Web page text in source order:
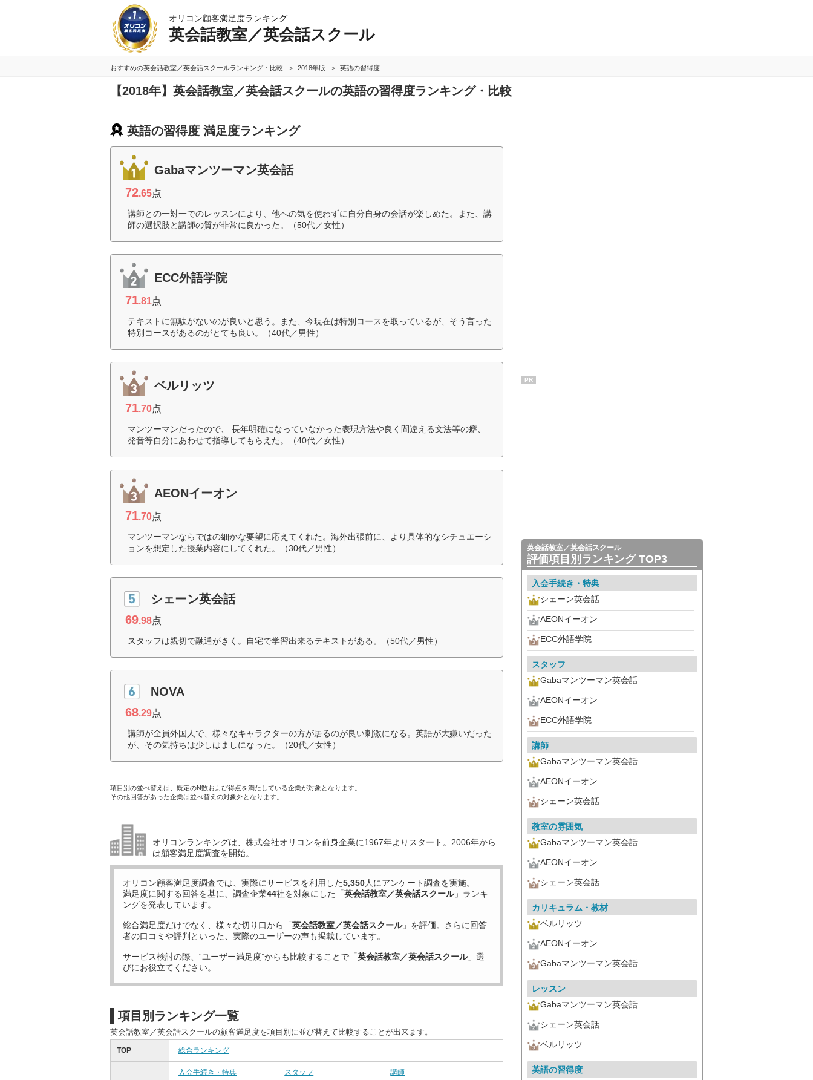
オリコン顧客満足度ランキング
英会話教室／英会話スクール
おすすめの英会話教室／英会話スクールランキング・比較 2018年版 英語の習得度
【2018年】英会話教室／英会話スクールの英語の習得度ランキング・比較
英語の習得度 満足度ランキング
Gabaマンツーマン英会話
72.65点
講師との一対一でのレッスンにより、他への気を使わずに自分自身の会話が楽しめた。また、講
師の選択肢と講師の質が非常に良かった。（50代／女性）
ECC外語学院
71.81点
テキストに無駄がないのが良いと思う。また、今現在は特別コースを取っているが、そう言った
特別コースがあるのがとても良い。（40代／男性）
ベルリッツ
71.70点
マンツーマンだったので、 長年明確になっていなかった表現方法や良く間違える文法等の癖、
発音等自分にあわせて指導してもらえた。（40代／女性）
AEONイーオン
71.70点
マンツーマンならではの細かな要望に応えてくれた。海外出張前に、より具体的なシチュエーシ
ョンを想定した授業内容にしてくれた。（30代／男性）
シェーン英会話
69.98点
スタッフは親切で融通がきく。自宅で学習出来るテキストがある。（50代／男性）
NOVA
68.29点
講師が全員外国人で、様々なキャラクターの方が居るのが良い刺激になる。英語が大嫌いだった
が、その気持ちは少しはましになった。（20代／女性）
項目別の並べ替えは、既定のN数および得点を満たしている企業が対象となります。
その他回答があった企業は並べ替えの対象外となります。
オリコンランキングは、株式会社オリコンを前身企業に1967年よりスタート。2006年から
は顧客満足度調査を開始。
オリコン顧客満足度調査では、実際にサービスを利用した5,350人にアンケート調査を実施。
満足度に関する回答を基に、調査企業44社を対象にした「英会話教室／英会話スクール」ランキ
ングを発表しています。
総合満足度だけでなく、様々な切り口から「英会話教室／英会話スクール」を評価。さらに回答
者の口コミや評判といった、実際のユーザーの声も掲載しています。
サービス検討の際、“ユーザー満足度”からも比較することで「英会話教室／英会話スクール」選
びにお役立てください。
項目別ランキング一覧
英会話教室／英会話スクールの顧客満足度を項目別に並び替えて比較することが出来ます。
TOP 総合ランキング
入会手続き・特典 スタッフ
講師
PR
英会話教室／英会話スクール
評価項目別ランキング TOP3
入会手続き・特典
シェーン英会話
AEONイーオン
ECC外語学院
スタッフ
Gabaマンツーマン英会話
AEONイーオン
ECC外語学院
講師
Gabaマンツーマン英会話
AEONイーオン
シェーン英会話
教室の雰囲気
Gabaマンツーマン英会話
AEONイーオン
シェーン英会話
カリキュラム・教材
ベルリッツ
AEONイーオン
Gabaマンツーマン英会話
レッスン
Gabaマンツーマン英会話
シェーン英会話
ベルリッツ
英語の習得度